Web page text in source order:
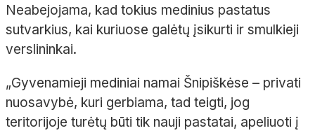
Neabejojama, kad tokius medinius pastatus
sutvarkius, kai kuriuose galėtų įsikurti ir smulkieji
verslininkai.
„Gyvenamieji mediniai namai Šnipiškėse – privati
nuosavybė, kuri gerbiama, tad teigti, jog
teritorijoje turėtų būti tik nauji pastatai, apeliuoti į